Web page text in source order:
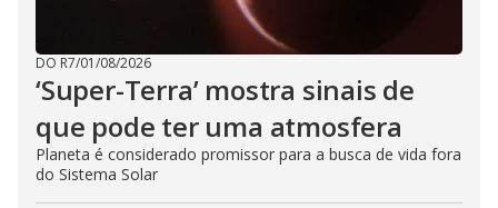
DO R7/01/08/2026
‘Super-Terra’ mostra sinais de
que pode ter uma atmosfera
Planeta é considerado promissor para a busca de vida fora
do Sistema Solar